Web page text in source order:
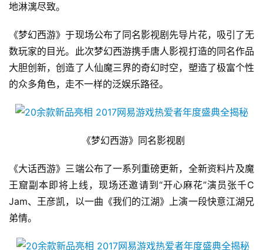
地淋漓尽致。
《梦幻西游》于现场公布了同名影视剧先导片花，吸引了无
数玩家的目光。此次梦幻西游携手唐人影视打造的同名作品
大胆创新，创造了人仙魔三界的奇幻时空，塑造了极富个性
的众多角色，走不一样的泛娱乐路径。
《梦幻西游》同名影视剧
《大话西游》三端公布了一系列重磅更新，全新资料片及魔
王窟副本即将上线，现场还邀请到“开心麻花”演员张千C
Jam、王彦凯，以一曲《我们的江湖》上演一段快意江湖兄
弟情。